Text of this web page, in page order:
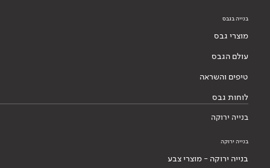
בנייה בגבס
מוצרי גבס
עולם הגבס
טיפים והשראה
לוחות גבס
בנייה ירוקה
בנייה ירוקה
בנייה ירוקה - מוצרי צבע